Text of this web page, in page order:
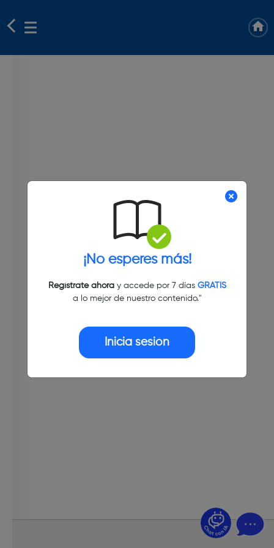
¡No esperes más!
Regístrate ahoray accede por 7 días GRATIS
a lo mejor de nuestro contenido."
Inicia sesión